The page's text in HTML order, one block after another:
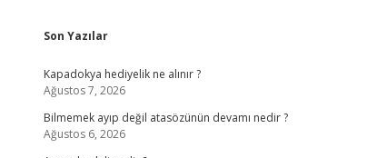
Sidebar
Son Yazılar
Kapadokya hediyelik ne alınır ?
Ağustos 7, 2026
Bilmemek ayıp değil atasözünün devamı nedir ?
Ağustos 6, 2026